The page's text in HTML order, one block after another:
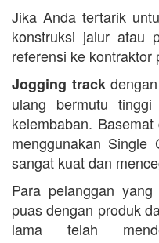
Jika Anda tertarik
konstruksi jalur atau
referensi ke
Jogging trackdengan
ulang bermutu
kelembaban.
menggunakan
sangat kuat dan
Para pelanggan
puas dengan produk
lama telah